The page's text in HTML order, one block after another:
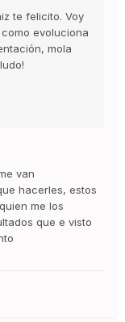
te felicito. Voy
evoluciona
mola
van
hacerles, estos
me los
que e visto